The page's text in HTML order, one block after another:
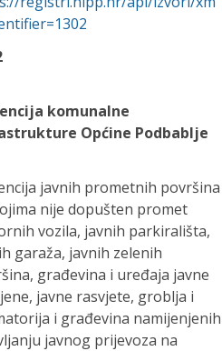
komunalne
Općine Podbablje
javnih prometnih površina
nije dopušten promet
vozila, javnih parkirališta,
garaža, javnih zelenih
građevina i uređaja javne
javne rasvjete, groblja i
i građevina namijenjenih
javnog prijevoza na